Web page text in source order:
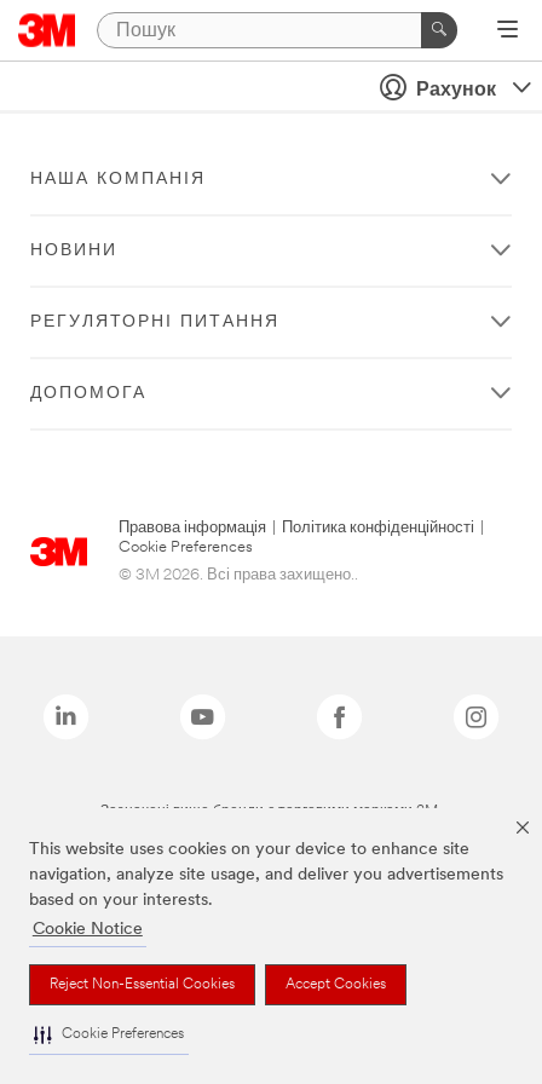
This website uses cookies on your device to enhance site
navigation, analyze site usage, and deliver you advertisements
based on your interests.
Cookie Notice
Reject Non-Essential Cookies Accept Cookies
Cookie Preferences
Рахунок
НАША КОМПАНІЯ
НОВИНИ
РЕГУЛЯТОРНІ ПИТАННЯ
ДОПОМОГА
Правова інформація Політика конфіденційності
Cookie Preferences
© 3M 2026. Всі права захищено..
Зазначені вище бренди є торговими марками 3M.